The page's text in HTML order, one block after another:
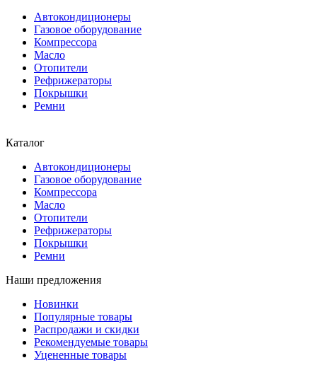
Автокондиционеры
Газовое оборудование
Компрессора
Масло
Отопители
Рефрижераторы
Покрышки
Ремни
Каталог
Автокондиционеры
Газовое оборудование
Компрессора
Масло
Отопители
Рефрижераторы
Покрышки
Ремни
Наши предложения
Новинки
Популярные товары
Распродажи и скидки
Рекомендуемые товары
Уцененные товары